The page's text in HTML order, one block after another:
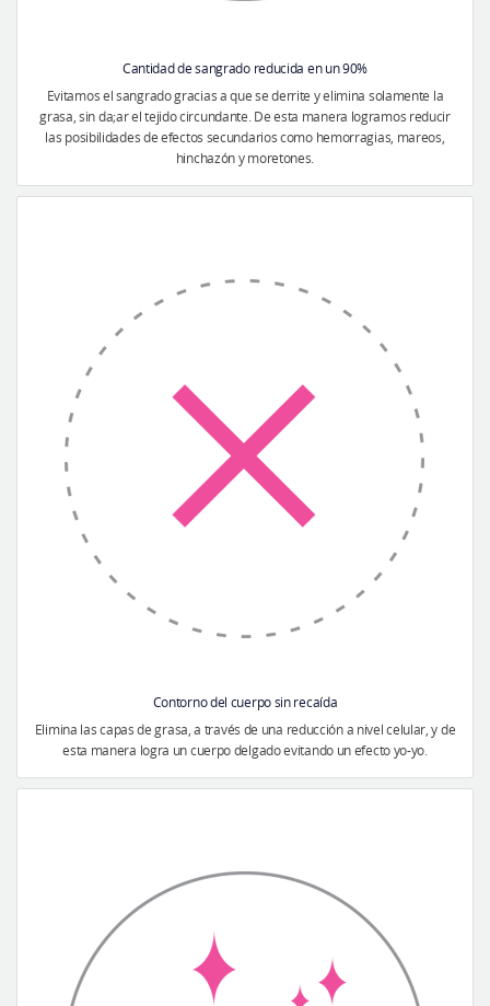
Cantidad de sangrado reducida en un 90%
Evitamos el sangrado gracias a que se derrite y elimina solamente la
grasa, sin da;ar el tejido circundante. De esta manera logramos reducir
las posibilidades de efectos secundarios como hemorragias, mareos,
hinchazón y moretones.
Contorno del cuerpo sin recaída
Elimina las capas de grasa, a través de una reducción a nivel celular, y de
esta manera logra un cuerpo delgado evitando un efecto yo-yo.